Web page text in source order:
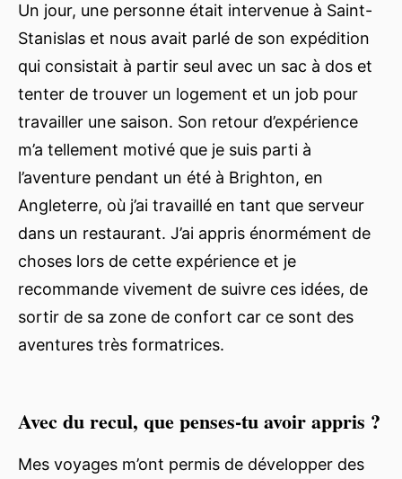
Un jour, une personne était intervenue à Saint-
Stanislas et nous avait parlé de son expédition
qui consistait à partir seul avec un sac à dos et
tenter de trouver un logement et un job pour
travailler une saison. Son retour d’expérience
m’a tellement motivé que je suis parti à
l’aventure pendant un été à Brighton, en
Angleterre, où j’ai travaillé en tant que serveur
dans un restaurant. J’ai appris énormément de
choses lors de cette expérience et je
recommande vivement de suivre ces idées, de
sortir de sa zone de confort car ce sont des
aventures très formatrices.
Avec du recul, que penses-tu avoir appris ?
Mes voyages m’ont permis de développer des